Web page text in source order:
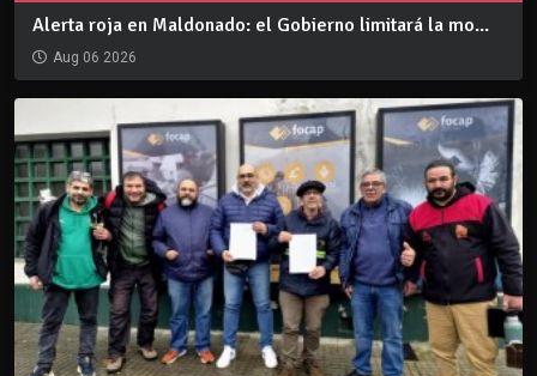
Alerta roja en Maldonado: el Gobierno limitará la mo...
Aug 06 2026